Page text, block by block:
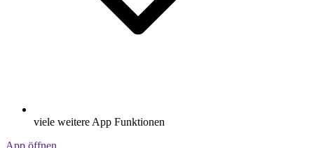
viele weitere App Funktionen